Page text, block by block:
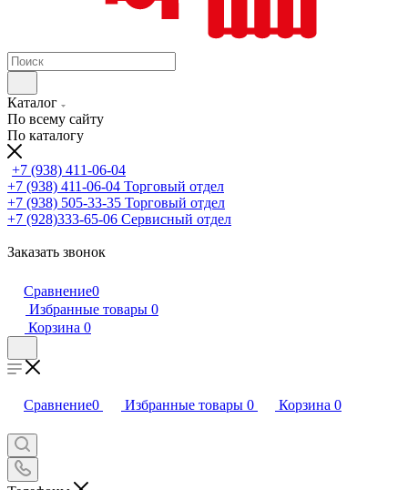
Каталог
По всему сайту
По каталогу
+7 (938) 411-06-04
+7 (938) 411-06-04 Торговый отдел
+7 (938) 505-33-35 Торговый отдел
+7 (928)333-65-06 Сервисный отдел
Заказать звонок
Сравнение0
Избранные товары 0
Корзина 0
Сравнение0 Избранные товары 0 Корзина 0